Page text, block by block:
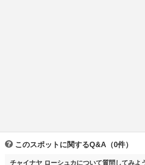
このスポットに関するQ&A（0件）
チャイナヤ ローシュカについて質問してみよ